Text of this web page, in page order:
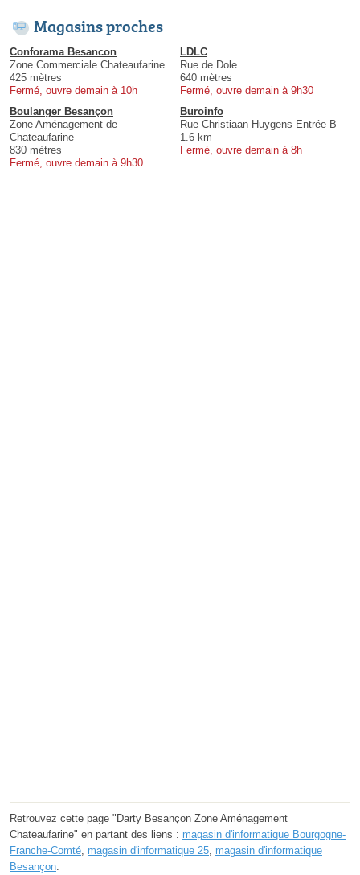
Magasins proches
Conforama Besancon
Zone Commerciale Chateaufarine
425 mètres
Fermé, ouvre demain à 10h
LDLC
Rue de Dole
640 mètres
Fermé, ouvre demain à 9h30
Boulanger Besançon
Zone Aménagement de
Chateaufarine
830 mètres
Fermé, ouvre demain à 9h30
Buroinfo
Rue Christiaan Huygens Entrée B
1.6 km
Fermé, ouvre demain à 8h
Retrouvez cette page "Darty Besançon Zone Aménagement
Chateaufarine" en partant des liens : magasin d'informatique Bourgogne-
Franche-Comté, magasin d'informatique 25, magasin d'informatique
Besançon.